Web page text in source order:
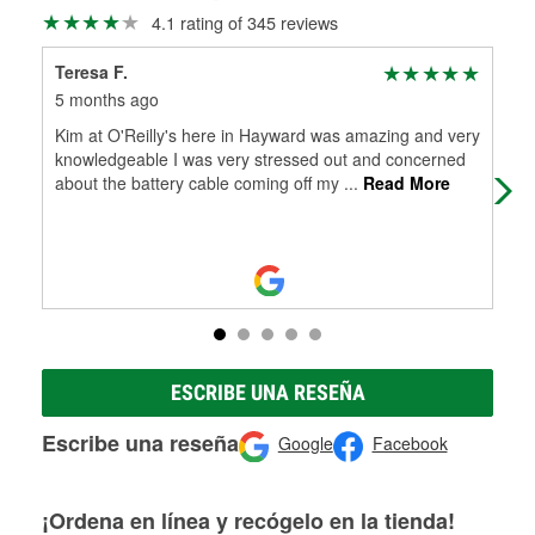
Herramientas de O'Reilly
pueden ser reutilizados, podemos ayudarte a encontrar las
partes de reemplazo correctas para tu reparación.
Rectificación de tambores y discos de freno
4.1 rating of 345 reviews
Teresa F.
5 months ago
Kim at O'Reilly's here in Hayward was amazing and very
knowledgeable I was very stressed out and concerned
about the battery cable coming off my ... Read More
ESCRIBE UNA RESEÑA
Escribe una reseña Google Facebook
¡Ordena en línea y recógelo en la tienda!